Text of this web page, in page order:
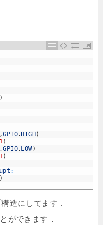
)
,GPIO.HIGH)
)
,GPIO. LOW)
)
:
)
造にしてます．
ができます．